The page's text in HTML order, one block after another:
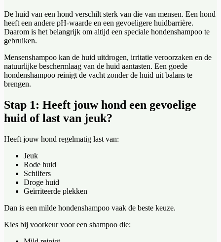
De huid van een hond verschilt sterk van die van mensen. Een hond
heeft een andere pH-waarde en een gevoeligere huidbarrière.
Daarom is het belangrijk om altijd een speciale hondenshampoo te
gebruiken.
Mensenshampoo kan de huid uitdrogen, irritatie veroorzaken en de
natuurlijke beschermlaag van de huid aantasten. Een goede
hondenshampoo reinigt de vacht zonder de huid uit balans te
brengen.
Stap 1: Heeft jouw hond een gevoelige
huid of last van jeuk?
Heeft jouw hond regelmatig last van:
Jeuk
Rode huid
Schilfers
Droge huid
Geïrriteerde plekken
Dan is een milde hondenshampoo vaak de beste keuze.
Kies bij voorkeur voor een shampoo die: